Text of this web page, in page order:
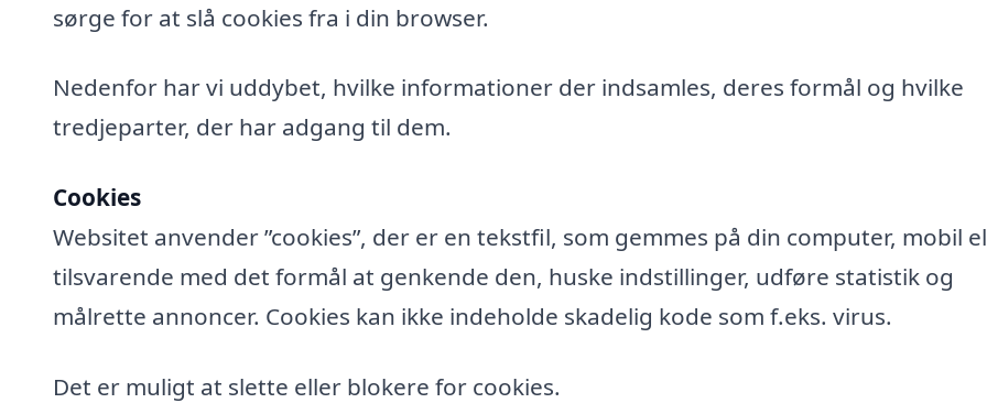
sørge for at slå cookies fra i din browser.
Nedenfor har vi uddybet, hvilke informationer der indsamles, deres formål og hvilke
tredjeparter, der har adgang til dem.
Cookies
Websitet anvender ”cookies”, der er en tekstfil, som gemmes på din computer, mobil
tilsvarende med det formål at genkende den, huske indstillinger, udføre statistik og
målrette annoncer. Cookies kan ikke indeholde skadelig kode som f.eks. virus.
Det er muligt at slette eller blokere for cookies.